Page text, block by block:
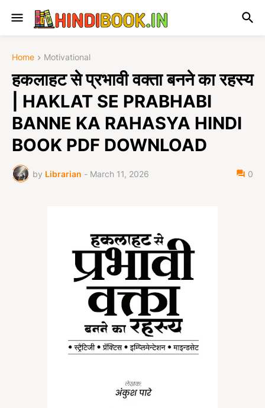
Home Motivational
हकलाहट से प्रभावी वक्ता बनने का रहस्य
| HAKLAT SE PRABHABI
BANNE KA RAHASYA HINDI
BOOK PDF DOWNLOAD
by Librarian - March 11, 2026 0